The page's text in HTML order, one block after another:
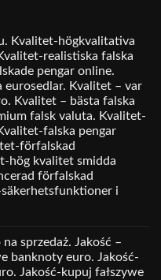
Kvalitet-högkvalitativa
realistiska falska
pengar online.
eurosedlar. Kvalitet – var
Kvalitet – bästa falska
falsk valuta. Kvalitet-
falska pengar
förfalskad
hög kvalitet smidda
förfalskad
i
sprzedaż. Jakość –
banknoty euro. Jakość-
Jakość-kupuj fałszywe